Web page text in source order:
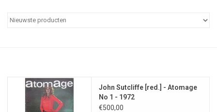
Categorieën
John Sutcliffe [red.] - Atomage
No 1 - 1972
€500,00